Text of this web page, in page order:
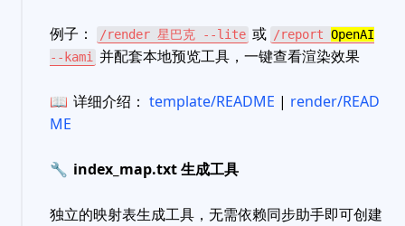
例子： /render 星巴克 --lite 或 /report OpenAI
--kami
并配套本地预览工具，一键查看渲染效果
📖 详细介绍： template/README | render/READ
ME
🔧 index_map.txt 生成工具
独立的映射表生成工具，无需依赖同步助手即可创建